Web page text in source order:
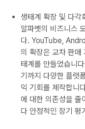
생태계 확장 및 다각
알파벳의 비즈니스
다. YouTube,
의 확장은 교차 판매
태계를 만들었습니
기까지 다양한 플랫
익 기회를 제작합니
에 대한 의존성을 줄
다 안정적인 장기 평